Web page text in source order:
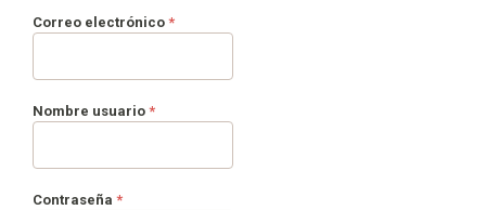
Correo electrónico *Obligatorio
Nombre usuario *Obligatorio
Contraseña *Obligatorio